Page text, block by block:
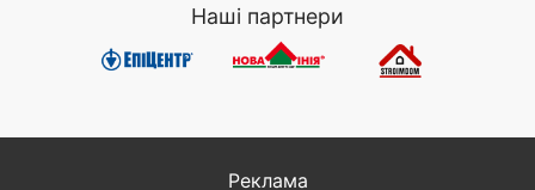
Наші партнери
Реклама